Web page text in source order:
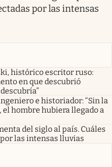
por las intensas
histórico escritor ruso:
en que descubrió
e historiador: “Sin la
hombre hubiera llegado a
del siglo al país. Cuáles
las intensas lluvias